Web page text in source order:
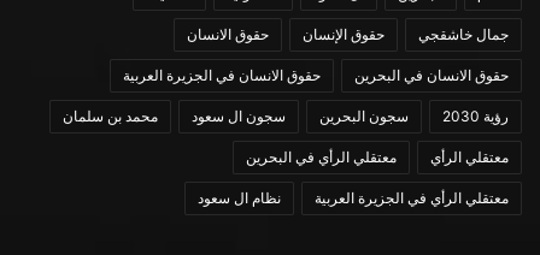
جمال خاشقجي حقوق الإنسان حقوق الانسان
حقوق الانسان في البحرين حقوق الانسان في الجزيرة العربية
رؤية 2030 سجون البحرين سجون ال سعود محمد بن سلمان
معتقلي الرأي معتقلي الرأي في البحرين
معتقلي الرأي في الجزيرة العربية نظام ال سعود